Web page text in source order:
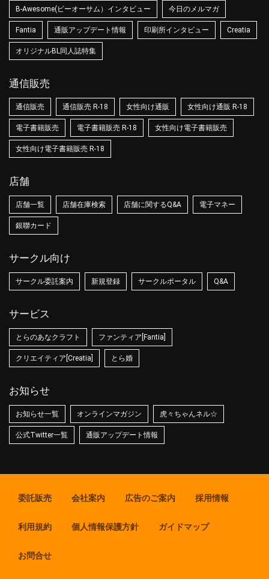
B-Awesome(ビーオーサム）インタビュー 今日のメルマガ
Fantia 通販アップデート情報 印刷所インタビュー Creatia
オリジナルBL同人誌特集
通信販売
通信販売 通信販売 R-18 女性向け通販 女性向け通販 R-18
電子書籍販売 電子書籍販売 R-18 女性向け電子書籍販売
女性向け電子書籍販売 R-18
店舗
店舗一覧 店舗在庫検索 店舗に関するQ&A 電子マネー
銀聯カード
サークル向け
サークル委託案内 新規登録 サークルポータル Q&A
サービス
とらのあなクラフト ファンティア[Fantia]
クリエイティア[Creatia] とら婚
お知らせ
お知らせ一覧 オンラインマガジン 虎々ちゃんネル☆
公式Twitter一覧 通販アップデート情報
委託販売 会社案内 広告のご案内 採用情報
利用規約 個人情報保護方針 ガイドマップ
お問合せ